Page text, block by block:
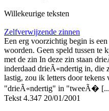
Willekeurige teksten
Zelfverwijzende zinnen
Een erg voorzichtig begin is
woorden. Geen speld tussen te
met de zin In deze zin staan
inderdaad drieÃ«ndertig in, die
lastig, zou ik letters door tekens
"drieÃ«ndertig" in "tweeÃ�
Tekst 4.347 20/01/2001